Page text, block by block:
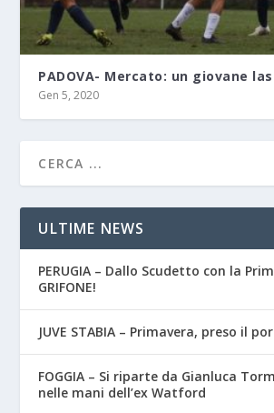
PADOVA- Mercato: un giovane
Gen 5, 2020
ULTIME NEWS
PERUGIA – Dallo Scudetto con la
GRIFONE!
JUVE STABIA – Primavera, preso il
FOGGIA – Si riparte da Gianluca
nelle mani dell’ex Watford